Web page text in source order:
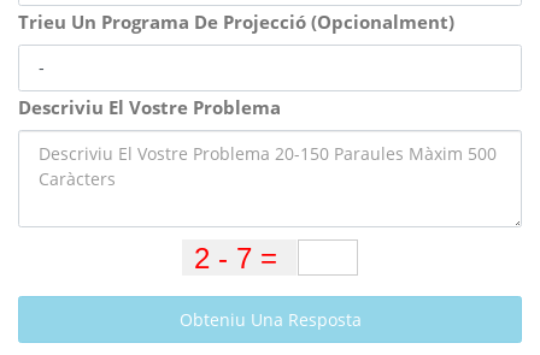
Trieu Un Programa De Projecció (Opcionalment)
Descriviu El Vostre Problema
Obteniu Una Resposta